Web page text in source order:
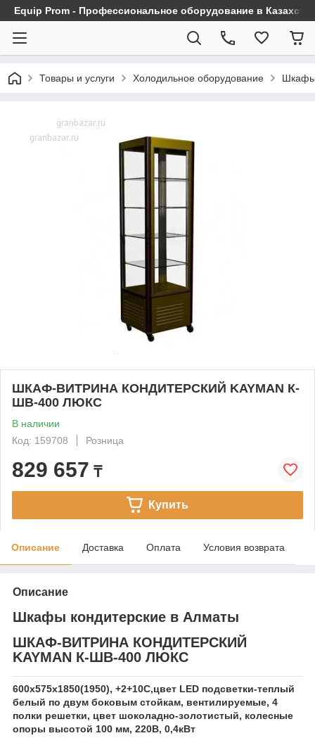
Equip Prom - Профессиональное оборудование в
Товары и услуги Холодильное оборудование Шкафы
ШКАФ-ВИТРИНА КОНДИТЕРСКИЙ KAYMAN К-
ШВ-400 ЛЮКС
В наличии
Код: 159708
Розница
829 657 ₸
Купить
Описание Доставка Оплата Условия возврата
Описание
Шкафы кондитерские в Алматы
ШКАФ-ВИТРИНА КОНДИТЕРСКИЙ
KAYMAN К-ШВ-400 ЛЮКС
600х575х1850(1950), +2+10С,цвет LED подсветки-теплый
белый по двум боковым стойкам, вентилируемые, 4
полки решетки, цвет шоколадно-золотистый, колесные
опоры высотой 100 мм, 220В, 0,4кВт